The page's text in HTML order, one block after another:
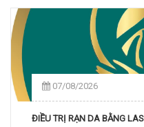
07/08/2026
ĐIỀU TRỊ RẠN DA BẰNG